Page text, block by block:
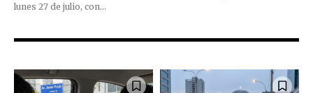
lunes 27 de julio, con...